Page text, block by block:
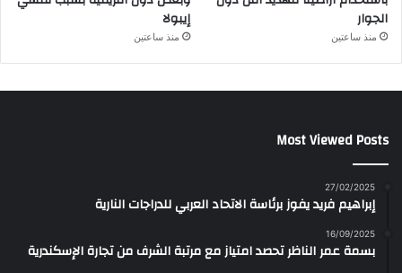
الجوار
منذ ساعتين
إيبولا
منذ ساعتين
Most Viewed Posts
27/02/2025
إبراهيم فريد يفوز برئاسة الاتحاد العربي للدراجات النارية
16/09/2025
بسمة عمر الناظر تحصد امتياز مع مرتبة الشرف من تجارة الإسكندرية